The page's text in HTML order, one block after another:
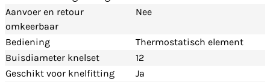
Aanvoer en retour
omkeerbaar
Nee
Bediening
Thermostatisch element
Buisdiameter knelset
12
Geschikt voor knelfitting
Ja